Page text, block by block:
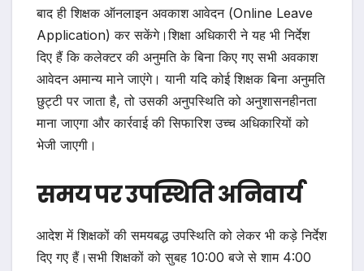
बाद ही शिक्षक ऑनलाइन अवकाश आवेदन (Online Leave
Application) कर सकेंगे।शिक्षा अधिकारी ने यह भी निर्देश
दिए हैं कि कलेक्टर की अनुमति के बिना किए गए सभी अवकाश
आवेदन अमान्य माने जाएंगे। यानी यदि कोई शिक्षक बिना अनुमति
छुट्टी पर जाता है, तो उसकी अनुपस्थिति को अनुशासनहीनता
माना जाएगा और कार्रवाई की सिफारिश उच्च अधिकारियों को
भेजी जाएगी।
समय पर उपस्थिति अनिवार्य
आदेश में शिक्षकों की समयबद्ध उपस्थिति को लेकर भी कड़े निर्देश
दिए गए हैं।सभी शिक्षकों को सुबह 10:00 बजे से शाम 4:00